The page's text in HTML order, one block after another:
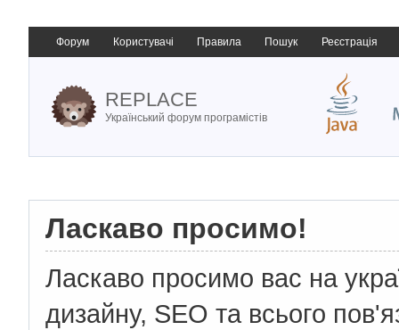
Форум Користувачі Правила Пошук Реєстрація
REPLACE
Український форум програмістів
Ласкаво просимо!
Ласкаво просимо вас на
дизайну, SEO та всього